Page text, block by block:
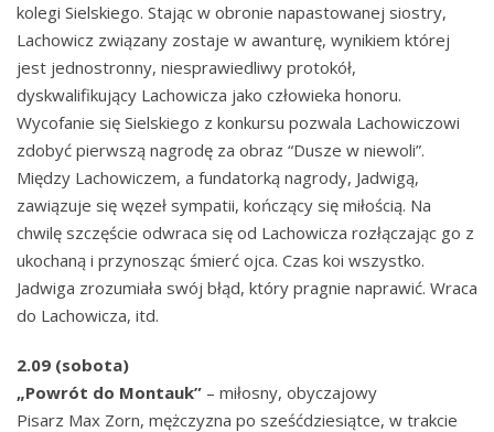
kolegi Sielskiego. Stając w obronie napastowanej siostry,
Lachowicz związany zostaje w awanturę, wynikiem której
jest jednostronny, niesprawiedliwy protokół,
dyskwalifikujący Lachowicza jako człowieka honoru.
Wycofanie się Sielskiego z konkursu pozwala Lachowiczowi
zdobyć pierwszą nagrodę za obraz “Dusze w niewoli”.
Między Lachowiczem, a fundatorką nagrody, Jadwigą,
zawiązuje się węzeł sympatii, kończący się miłością. Na
chwilę szczęście odwraca się od Lachowicza rozłączając go z
ukochaną i przynosząc śmierć ojca. Czas koi wszystko.
Jadwiga zrozumiała swój błąd, który pragnie naprawić. Wraca
do Lachowicza, itd.
2.09 (sobota)
„Powrót do Montauk” – miłosny, obyczajowy
Pisarz Max Zorn, mężczyzna po sześćdziesiątce, w trakcie